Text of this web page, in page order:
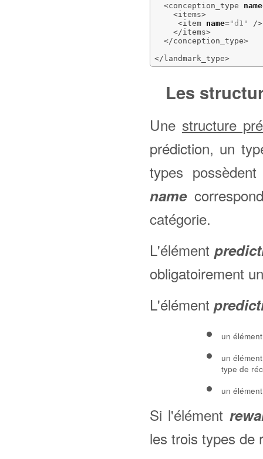
<conception_type
name
<items>
<item
name="d1"
/>
</items>
</conception_type>
</landmark_type>
Les
Une structure
prédiction, un
types
name
catégorie.
L'élément
obligatoirement
L'élément
un
un
type de
un
Si l'élément
les trois types de